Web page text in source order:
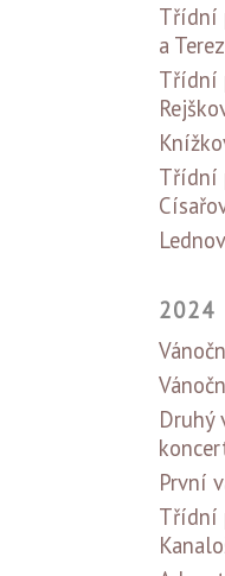
Třídní
a
Třídní
Třídní
2024
Druhý
První
Třídní